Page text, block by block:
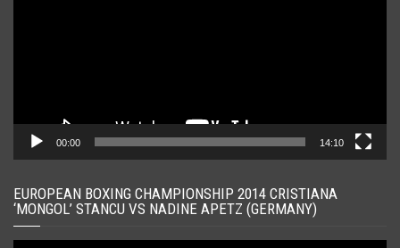
00:00 14:10
EUROPEAN BOXING CHAMPIONSHIP 2014 CRISTIANA
‘MONGOL’ STANCU VS NADINE APETZ (GERMANY)